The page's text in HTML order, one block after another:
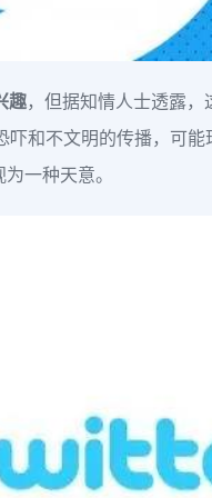
趣，但据知情人士透露
和不文明的传播，可
一种天意。